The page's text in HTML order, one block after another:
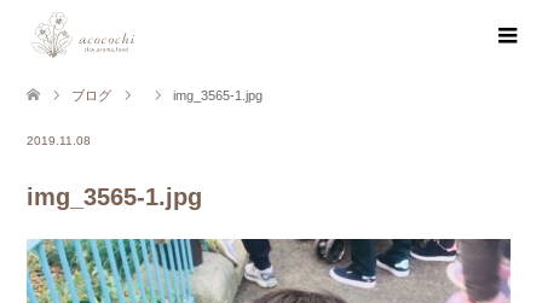
ブログ img_3565-1.jpg
2019.11.08
img_3565-1.jpg